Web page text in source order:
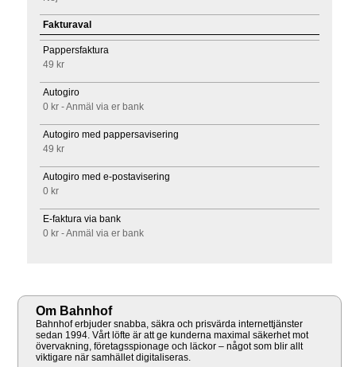
Fakturaval
Pappersfaktura
49 kr
Autogiro
0 kr - Anmäl via er bank
Autogiro med pappersavisering
49 kr
Autogiro med e-postavisering
0 kr
E-faktura via bank
0 kr - Anmäl via er bank
Om Bahnhof
Bahnhof erbjuder snabba, säkra och prisvärda internettjänster
sedan 1994. Vårt löfte är att ge kunderna maximal säkerhet mot
övervakning, företagsspionage och läckor – något som blir allt
viktigare när samhället digitaliseras.